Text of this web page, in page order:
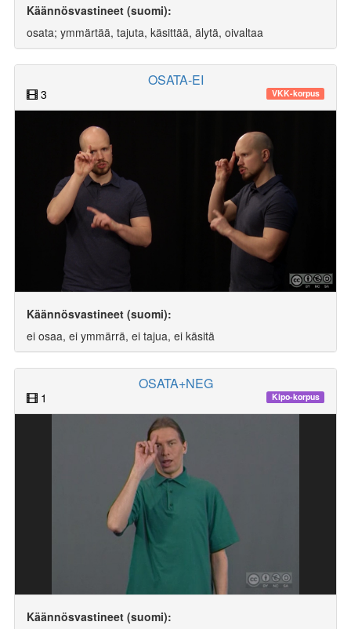
Käännösvastineet (suomi):
osata; ymmärtää, tajuta, käsittää, älytä, oivaltaa
OSATA-EI
3 VKK-korpus
Käännösvastineet (suomi):
ei osaa, ei ymmärrä, ei tajua, ei käsitä
OSATA+NEG
1 Kipo-korpus
Käännösvastineet (suomi):